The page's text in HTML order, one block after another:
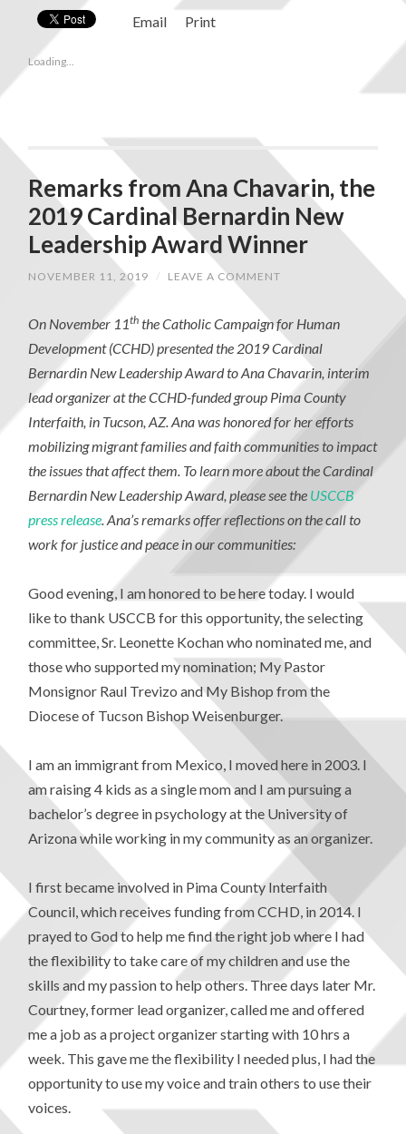
Email Print
Loading...
Remarks from Ana Chavarin, the
2019 Cardinal Bernardin New
Leadership Award Winner
NOVEMBER 11, 2019 / LEAVE A COMMENT
On November 11th the Catholic Campaign for Human
Development (CCHD) presented the 2019 Cardinal
Bernardin New Leadership Award to Ana Chavarin, interim
lead organizer at the CCHD-funded group Pima County
Interfaith, in Tucson, AZ. Ana was honored for her efforts
mobilizing migrant families and faith communities to impact
the issues that affect them. To learn more about the Cardinal
Bernardin New Leadership Award, please see the USCCB
press release . Ana’sremarks offer reflections on the call to
work for justice and peace in our communities:
Good evening, I am honored to be here today. I would
like to thank USCCB for this opportunity, the selecting
committee, Sr. Leonette Kochan who nominated me, and
those who supported my nomination; My Pastor
Monsignor Raul Trevizo and My Bishop from the
Diocese of Tucson Bishop Weisenburger.
I am an immigrant from Mexico, I moved here in 2003. I
am raising 4 kids as a single mom and I am pursuing a
bachelor’s degree in psychology at the University of
Arizona while working in my community as an organizer.
I first became involved in Pima County Interfaith
Council, which receives funding from CCHD, in 2014. I
prayed to God to help me find the right job where I had
the flexibility to take care of my children and use the
skills and my passion to help others. Three days later Mr.
Courtney, former lead organizer, called me and offered
me a job as a project organizer starting with 10 hrs a
week. This gave me the flexibility I needed plus, I had the
opportunity to use my voice and train others to use their
voices.